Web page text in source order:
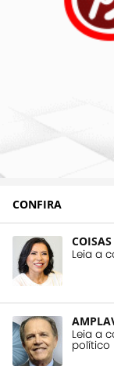
CONFIRA
Leia a
Leia a
político